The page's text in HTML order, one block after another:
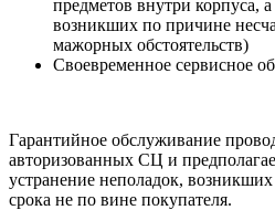
предметов внутри корпуса,
возникших по причине
мажорных обстоятельств)
Своевременное сервисное
Гарантийное обслуживание
авторизованных СЦ и
устранение неполадок,
срока не по вине покупателя.